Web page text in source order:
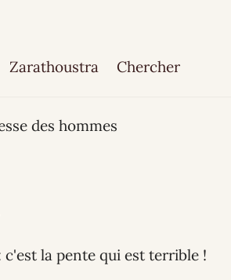
Zarathoustra Chercher
des hommes
c'est la pente qui est terrible !